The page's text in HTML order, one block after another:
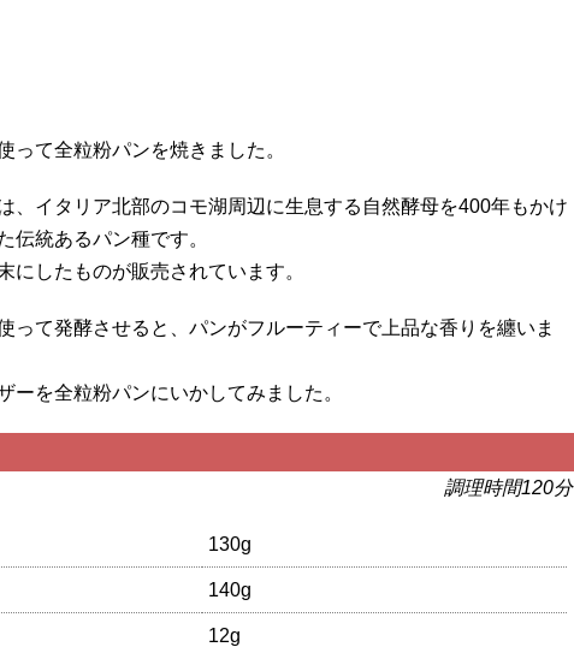
って全粒粉パンを焼きました。
、イタリア北部のコモ湖周辺に生息する自然酵母を400年もかけ
伝統あるパン種です。
にしたものが販売されています。
って発酵させると、パンがフルーティーで上品な香りを纏いま
ーを全粒粉パンにいかしてみました。
調理時間120分
130g
140g
12g